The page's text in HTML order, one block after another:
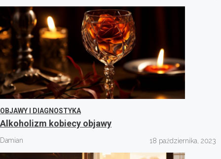
OBJAWY I DIAGNOSTYKA
Alkoholizm kobiecy objawy
Damian 18 października, 2023